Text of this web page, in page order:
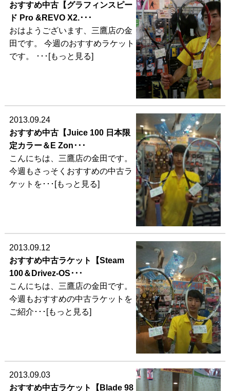
おすすめ中古【グラフィンスピー
ド Pro &REVO X2.･･･
おはようございます、三鷹店の金
田です。 今週のおすすめラケット
です。 ･･･[もっと見る]
2013.09.24
おすすめ中古【Juice 100 日本限
定カラー＆E Zon･･･
こんにちは、三鷹店の金田です。
今週もさっそくおすすめの中古ラ
ケットを･･･[もっと見る]
2013.09.12
おすすめ中古ラケット【Steam
100＆Drivez-OS･･･
こんにちは、三鷹店の金田です。
今週もおすすめの中古ラケットを
ご紹介･･･[もっと見る]
2013.09.03
おすすめ中古ラケット【Blade 98